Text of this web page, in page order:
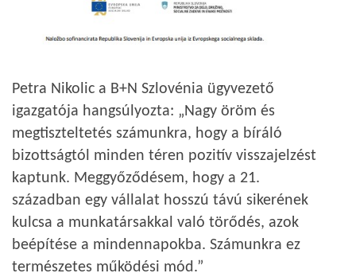
Petra Nikolic a B+N Szlovénia ügyvezető
igazgatója hangsúlyozta: „Nagy öröm és
megtiszteltetés számunkra, hogy a bíráló
bizottságtól minden téren pozitív visszajelzést
kaptunk. Meggyőződésem, hogy a 21.
században egy vállalat hosszú távú sikerének
kulcsa a munkatársakkal való törődés, azok
beépítése a mindennapokba. Számunkra ez
természetes működési mód.”